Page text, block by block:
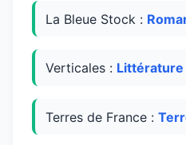
La Bleue Stock :
Verticales :
Terres de France :